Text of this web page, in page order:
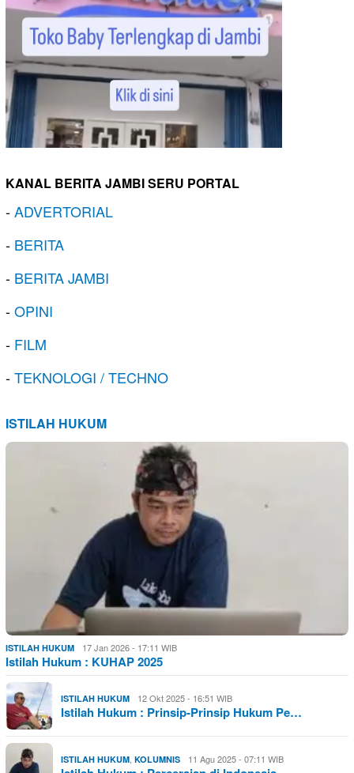
KANAL BERITA JAMBI SERU PORTAL
-ADVERTORIAL
- BERITA
- BERITA JAMBI
-OPINI
- FILM
-TEKNOLOGI / TECHNO
ISTILAH HUKUM
ISTILAH HUKUM 17 Jan 2026 - 17:11 WIB
Istilah Hukum : KUHAP 2025
ISTILAH HUKUM 12 Okt 2025 - 16:51 WIB
Istilah Hukum : Prinsip-Prinsip Hukum Pe…
ISTILAH HUKUM, KOLUMNIS 11 Agu 2025 - 07:11 WIB